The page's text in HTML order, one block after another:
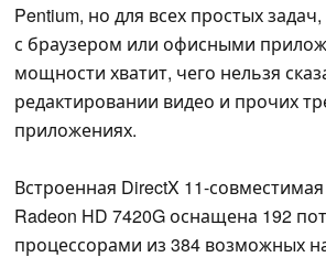
Pentium, но для всех простых
с браузером или офисными
мощности хватит, чего нельзя
редактировании видео и прочих
приложениях.
Встроенная DirectX 11-
Radeon HD 7420G оснащена 192
процессорами из 384 возможных